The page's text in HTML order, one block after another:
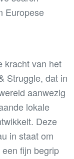
Europese
kracht van het
Struggle, dat in
aanwezig
lokale
Deze
in staat om
fijn begrip